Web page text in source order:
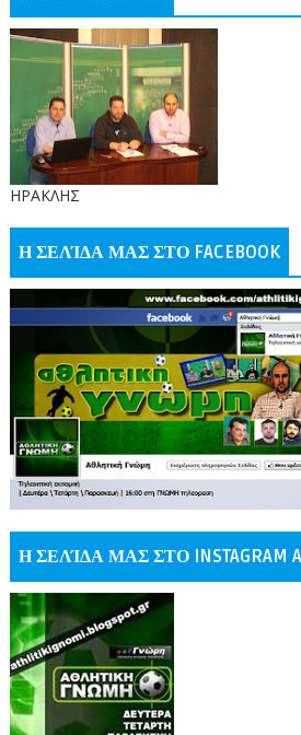
ΗΡΑΚΛΗΣ
Η ΣΕΛΊΔΑ ΜΑΣ ΣΤΟ FACEBOOK
Η ΣΕΛΊΔΑ ΜΑΣ ΣΤΟ INSTAGRAM